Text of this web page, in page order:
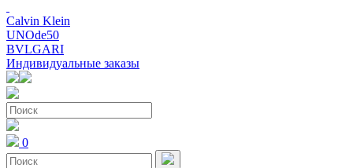
Calvin Klein
UNOde50
BVLGARI
Индивидуальные заказы
0